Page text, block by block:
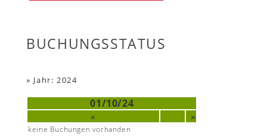
BUCHUNGSSTATUS
» Jahr: 2024
01/10/24
«
»
keine Buchungen vorhanden